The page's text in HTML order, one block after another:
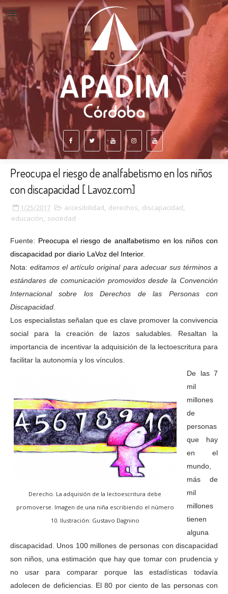
Preocupa el riesgo de analfabetismo en los niños
con discapacidad [ Lavoz.com]
1/25/2017 accesibilidad, derechos, discapacidad,
educación, sociedad
Fuente: Preocupa el riesgo de analfabetismo en los niños con
discapacidad por diario LaVoz del Interior.
Nota:editamos el artículo original para adecuar sus términos a
estándares de comunicación promovidos desde la Convención
Internacional sobre los Derechos de las Personas con
Discapacidad.
Los especialistas señalan que es clave promover la convivencia
social para la creación de lazos saludables. Resaltan la
importancia de incentivar la adquisición de la lectoescritura para
facilitar la autonomía y los vínculos.
Derecho. La adquisión de la lectoescritura debe
promoverse. Imagen de una niña escribiendo el número
10. Ilustración: Gustavo Dagnino
De las 7
mil
millones
de
personas
que hay
en el
mundo,
más de
mil
millones
tienen
alguna
discapacidad. Unos 100 millones de personas con discapacidad
son niños, una estimación que hay que tomar con prudencia y
no usar para comparar porque las estadísticas todavía
adolecen de deficiencias. El 80 por ciento de las personas con